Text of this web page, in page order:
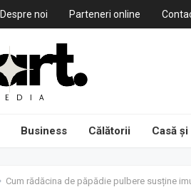
Despre noi Parteneri online
Business Călătorii Casă
Cum rădăcina de păpădie pulbere susține